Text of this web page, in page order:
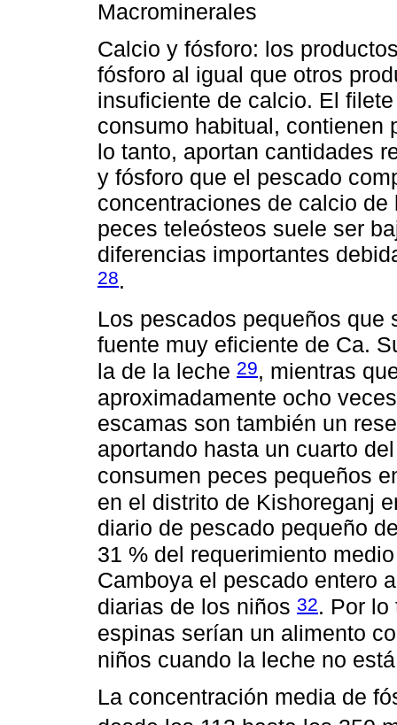
Macrominerales
Calcio y fósforo: los
fósforo al igual que otros
insuficiente de calcio. El
consumo habitual, contienen
lo tanto, aportan cantidades
y fósforo que el pescado
concentraciones de calcio
peces teleósteos suele ser
diferencias importantes
28.
Los pescados pequeños
fuente muy eficiente de Ca.
la de la leche 29, mientras
aproximadamente ocho
escamas son también un
aportando hasta un cuarto
consumen peces pequeños
en el distrito de Kishoreganj
diario de pescado pequeño
31 % del requerimiento
Camboya el pescado entero
diarias de los niños 32. Por lo
espinas serían un alimento
niños cuando la leche no
La concentración media de